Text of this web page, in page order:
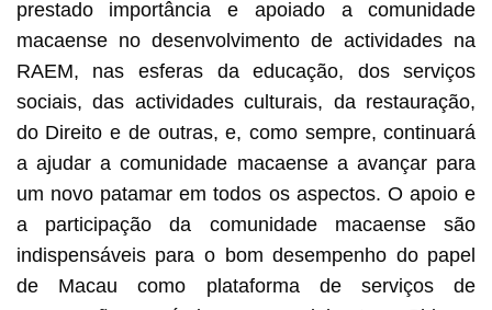
prestado importância e apoiado a comunidade
macaense no desenvolvimento de actividades na
RAEM, nas esferas da educação, dos serviços
sociais, das actividades culturais, da restauração,
do Direito e de outras, e, como sempre, continuará
a ajudar a comunidade macaense a avançar para
um novo patamar em todos os aspectos. O apoio e
a participação da comunidade macaense são
indispensáveis para o bom desempenho do papel
de Macau como plataforma de serviços de